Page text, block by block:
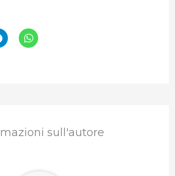
sull'autore